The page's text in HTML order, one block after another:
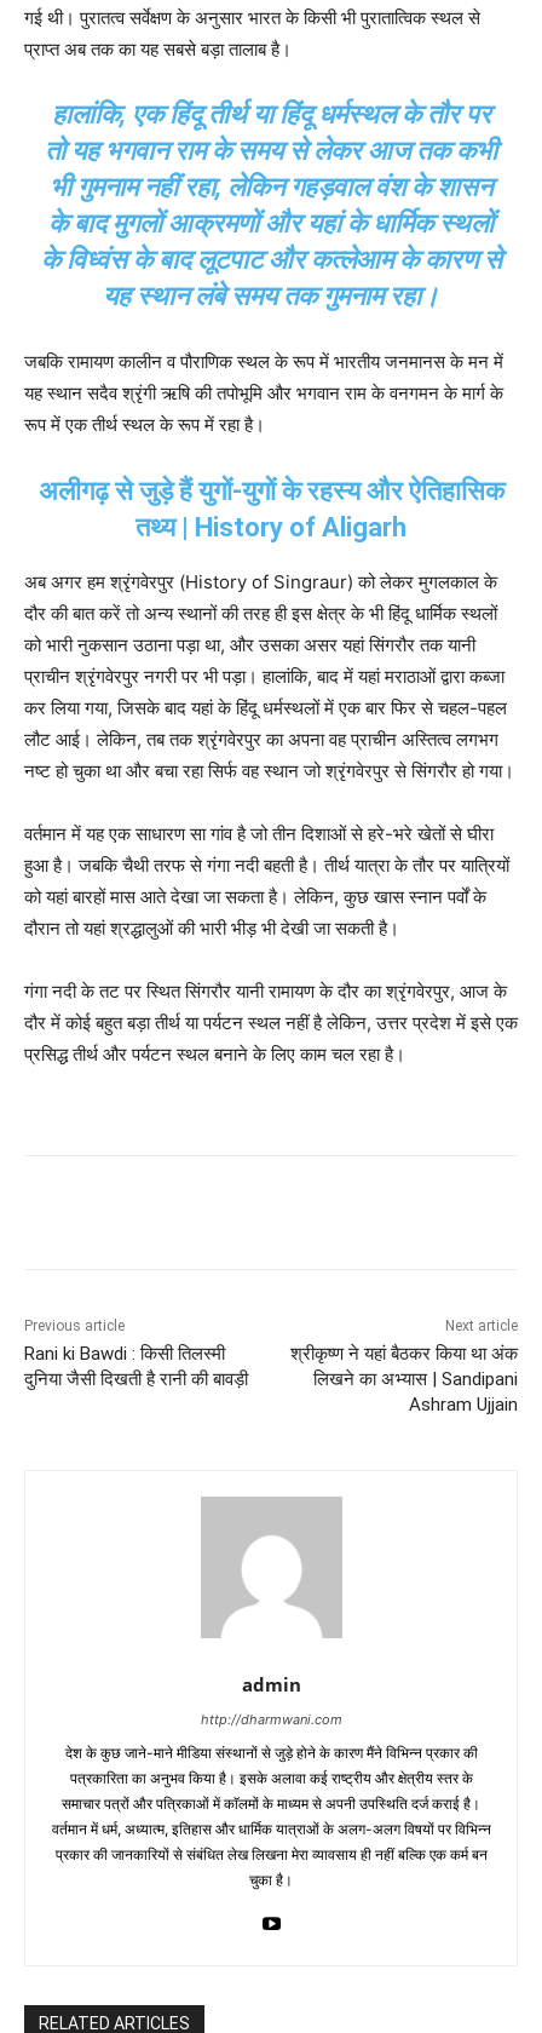
गई थी। पुरातत्व सर्वेक्षण के अनुसार भारत के किसी भी पुरातात्विक स्थल से
प्राप्त अब तक का यह सबसे बड़ा तालाब है।
हालांकि, एक हिंदू तीर्थ या हिंदू धर्मस्थल के तौर पर
तो यह भगवान राम के समय से लेकर आज तक कभी
भी गुमनाम नहीं रहा, लेकिन गहड़वाल वंश के शासन
के बाद मुगलों आक्रमणों और यहां के धार्मिक स्थलों
के विध्वंस के बाद लूटपाट और कत्लेआम के कारण से
यह स्थान लंबे समय तक गुमनाम रहा।
जबकि रामायण कालीन व पौराणिक स्थल के रूप में भारतीय जनमानस के मन में
यह स्थान सदैव श्रृंगी ऋषि की तपोभूमि और भगवान राम के वनगमन के मार्ग के
रूप में एक तीर्थ स्थल के रूप में रहा है।
अलीगढ़ से जुड़े हैं युगों-युगों के रहस्य और ऐतिहासिक
तथ्य | History of Aligarh
अब अगर हम श्रृंगवेरपुर (History of Singraur) को लेकर मुगलकाल के
दौर की बात करें तो अन्य स्थानों की तरह ही इस क्षेत्र के भी हिंदू धार्मिक स्थलों
को भारी नुकसान उठाना पड़ा था, और उसका असर यहां सिंगरौर तक यानी
प्राचीन श्रृंगवेरपुर नगरी पर भी पड़ा। हालांकि, बाद में यहां मराठाओं द्वारा कब्जा
कर लिया गया, जिसके बाद यहां के हिंदू धर्मस्थलों में एक बार फिर से चहल-पहल
लौट आई। लेकिन, तब तक श्रृंगवेरपुर का अपना वह प्राचीन अस्तित्व लगभग
नष्ट हो चुका था और बचा रहा सिर्फ वह स्थान जो श्रृंगवेरपुर से सिंगरौर हो गया।
वर्तमान में यह एक साधारण सा गांव है जो तीन दिशाओं से हरे-भरे खेतों से घीरा
हुआ है। जबकि चैथी तरफ से गंगा नदी बहती है। तीर्थ यात्रा के तौर पर यात्रियों
को यहां बारहों मास आते देखा जा सकता है। लेकिन, कुछ खास स्नान पर्वों के
दौरान तो यहां श्रद्धालुओं की भारी भीड़ भी देखी जा सकती है।
गंगा नदी के तट पर स्थित सिंगरौर यानी रामायण के दौर का श्रृंगवेरपुर, आज के
दौर में कोई बहुत बड़ा तीर्थ या पर्यटन स्थल नहीं है लेकिन, उत्तर प्रदेश में इसे एक
प्रसिद्ध तीर्थ और पर्यटन स्थल बनाने के लिए काम चल रहा है।
Previous article
Rani ki Bawdi : किसी तिलस्मी
दुनिया जैसी दिखती है रानी की बावड़ी
Next article
श्रीकृष्ण ने यहां बैठकर किया था अंक
लिखने का अभ्यास | Sandipani
Ashram Ujjain
admin
http://dharmwani.com
देश के कुछ जाने-माने मीडिया संस्थानों से जुड़े होने के कारण मैंने विभिन्न प्रकार की
पत्रकारिता का अनुभव किया है। इसके अलावा कई राष्ट्रीय और क्षेत्रीय स्तर के
समाचार पत्रों और पत्रिकाओं में काॅलमों के माध्यम से अपनी उपस्थिति दर्ज कराई है।
वर्तमान में धर्म, अध्यात्म, इतिहास और धार्मिक यात्राओं के अलग-अलग विषयों पर विभिन्न
प्रकार की जानकारियों से संबंधित लेख लिखना मेरा व्यावसाय ही नहीं बल्कि एक कर्म बन
चुका है।
RELATED ARTICLES